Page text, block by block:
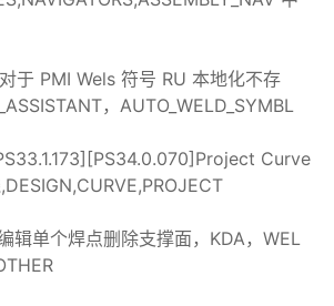
于 PMI Wels 符号 RU 本地化不存
，AUTO_WELD_SYMBL
Curve
辑单个焊点删除支撑面，KDA，WEL